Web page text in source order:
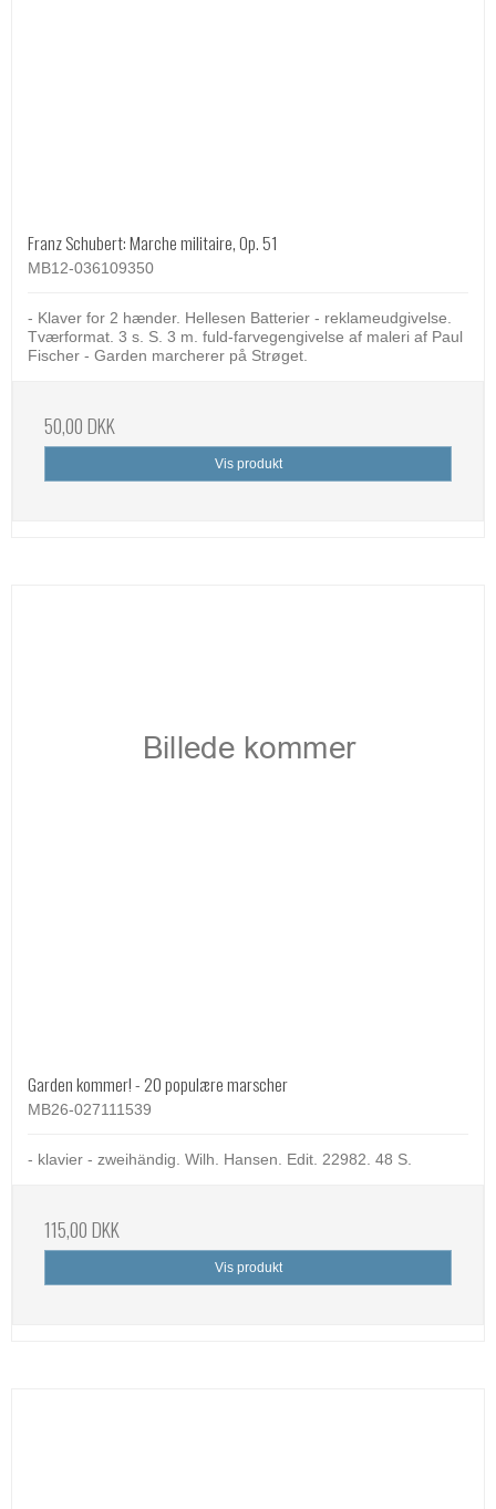
Franz Schubert: Marche militaire, Op. 51
MB12-036109350
- Klaver for 2 hænder. Hellesen Batterier - reklameudgivelse.
Tværformat. 3 s. S. 3 m. fuld-farvegengivelse af maleri af Paul
Fischer - Garden marcherer på Strøget.
50,00 DKK
Vis produkt
Garden kommer! - 20 populære marscher
MB26-027111539
- klavier - zweihändig. Wilh. Hansen. Edit. 22982. 48 S.
115,00 DKK
Vis produkt